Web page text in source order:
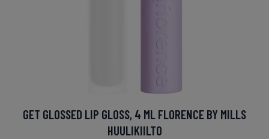
GET GLOSSED LIP GLOSS, 4 ML FLORENCE BY MILLS
HUULIKIILTO